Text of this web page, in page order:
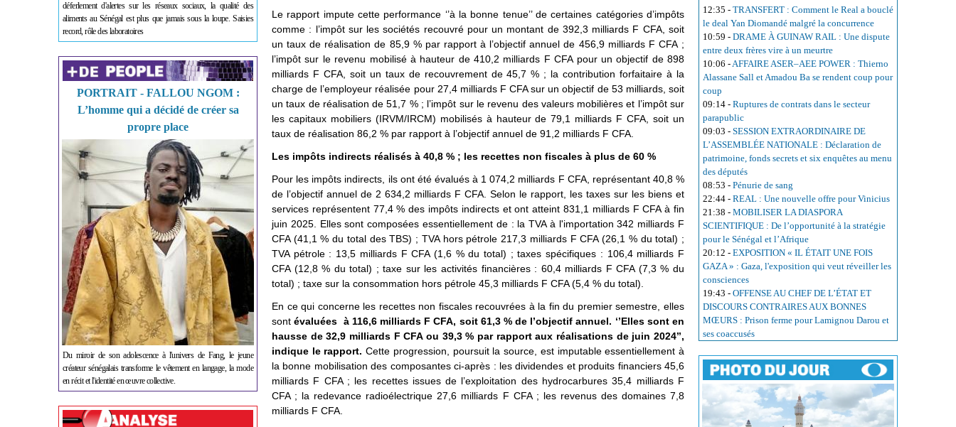
déferlement d'alertes sur les réseaux sociaux, la qualité des
aliments au Sénégal est plus que jamais sous la loupe. Saisies
record, rôle des laboratoires
PORTRAIT - FALLOU NGOM :
L’homme qui a décidé de créer sa
propre place
Du miroir de son adolescence à l'univers de Fang, le jeune
créateur sénégalais transforme le vêtement en langage, la mode
en récit et l'identité en œuvre collective.
Le rapport impute cette performance ‘’à la bonne tenue’’ de certaines catégories d’impôts
comme : l’impôt sur les sociétés recouvré pour un montant de 392,3 milliards F CFA, soit
un taux de réalisation de 85,9 % par rapport à l’objectif annuel de 456,9 milliards F CFA ;
l’impôt sur le revenu mobilisé à hauteur de 410,2 milliards F CFA pour un objectif de 898
milliards F CFA, soit un taux de recouvrement de 45,7 % ; la contribution forfaitaire à la
charge de l’employeur réalisée pour 27,4 milliards F CFA sur un objectif de 53 milliards, soit
un taux de réalisation de 51,7 % ; l’impôt sur le revenu des valeurs mobilières et l’impôt sur
les capitaux mobiliers (IRVM/IRCM) mobilisés à hauteur de 79,1 milliards F CFA, soit un
taux de réalisation 86,2 % par rapport à l’objectif annuel de 91,2 milliards F CFA.
Les impôts indirects réalisés à 40,8 % ; les recettes non fiscales à plus de 60 %
Pour les impôts indirects, ils ont été évalués à 1 074,2 milliards F CFA, représentant 40,8 %
de l’objectif annuel de 2 634,2 milliards F CFA. Selon le rapport, les taxes sur les biens et
services représentent 77,4 % des impôts indirects et ont atteint 831,1 milliards F CFA à fin
juin 2025. Elles sont composées essentiellement de : la TVA à l'importation 342 milliards F
CFA (41,1 % du total des TBS) ; TVA hors pétrole 217,3 milliards F CFA (26,1 % du total) ;
TVA pétrole : 13,5 milliards F CFA (1,6 % du total) ; taxes spécifiques : 106,4 milliards F
CFA (12,8 % du total) ; taxe sur les activités financières : 60,4 milliards F CFA (7,3 % du
total) ; taxe sur la consommation hors pétrole 45,3 milliards F CFA (5,4 % du total).
En ce qui concerne les recettes non fiscales recouvrées à la fin du premier semestre, elles
sontévaluées à 116,6 milliards F CFA, soit 61,3 % de l’objectif annuel. ‘’Elles sont en
hausse de 32,9 milliards F CFA ou 39,3 % par rapport aux réalisations de juin 2024’’,
indique le rapport.Cette progression, poursuit la source, est imputable essentiellement à
la bonne mobilisation des composantes ci-après : les dividendes et produits financiers 45,6
milliards F CFA ; les recettes issues de l’exploitation des hydrocarbures 35,4 milliards F
CFA ; la redevance radioélectrique 27,6 milliards F CFA ; les revenus des domaines 7,8
milliards F CFA.
12:35 - TRANSFERT : Comment le Real a bouclé
le deal Yan Diomandé malgré la concurrence
10:59 - DRAME À GUINAW RAIL : Une dispute
entre deux frères vire à un meurtre
10:06 -AFFAIRE ASER–AEE POWER : Thierno
Alassane Sall et Amadou Ba se rendent coup pour
coup
09:14 - Ruptures de contrats dans le secteur
parapublic
09:03 - SESSION EXTRAORDINAIRE DE
L’ASSEMBLÉE NATIONALE : Déclaration de
patrimoine, fonds secrets et six enquêtes au menu
des députés
08:53 - Pénurie de sang
22:44 - REAL : Une nouvelle offre pour Vinicius
21:38 - MOBILISER LA DIASPORA
SCIENTIFIQUE : De l’opportunité à la stratégie
pour le Sénégal et l’Afrique
20:12 - EXPOSITION « IL ÉTAIT UNE FOIS
GAZA » : Gaza, l'exposition qui veut réveiller les
consciences
19:43 - OFFENSE AU CHEF DE L’ÉTAT ET
DISCOURS CONTRAIRES AUX BONNES
MŒURS : Prison ferme pour Lamignou Darou et
ses coaccusés